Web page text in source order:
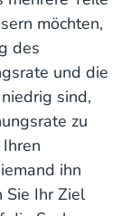
möchten,
des
und die
sind,
zu
ihn
Sie Ihr Ziel